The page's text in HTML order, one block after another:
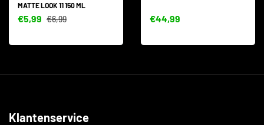
MATTE LOOK 11 150 ML
€5,99 €6,99 €44,99
Klantenservice